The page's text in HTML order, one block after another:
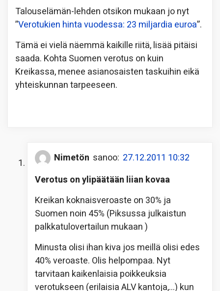
Talouselämän-lehden otsikon mukaan jo nyt
”Verotukien hinta vuodessa: 23 miljardia euroa”.
Tämä ei vielä näemmä kaikille riitä, lisää pitäisi
saada. Kohta Suomen verotus on kuin
Kreikassa, menee asianosaisten taskuihin eikä
yhteiskunnan tarpeeseen.
Nimetön sanoo: 27.12.2011 10:32
Verotus on ylipäätään liian kovaa
Kreikan koknaisveroaste on 30% ja
Suomen noin 45% (Piksussa julkaistun
palkkatulovertailun mukaan )
Minusta olisi ihan kiva jos meillä olisi edes
40% veroaste. Olis helpompaa. Nyt
tarvitaan kaikenlaisia poikkeuksia
verotukseen (erilaisia ALV kantoja,…) kun